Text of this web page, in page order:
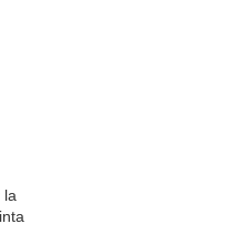
la